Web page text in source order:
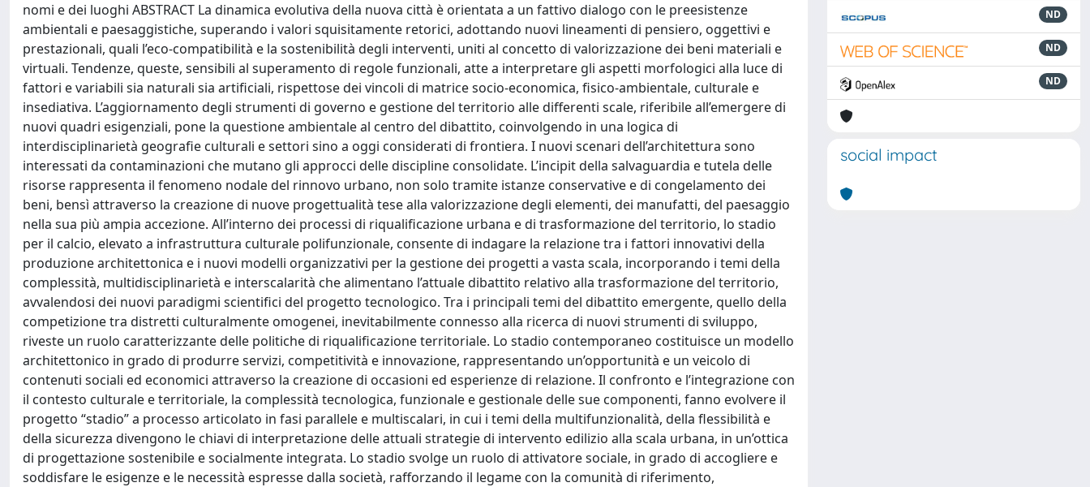
nomi e dei luoghi ABSTRACT La dinamica evolutiva della nuova città è orientata a un fattivo dialogo con le preesistenze
ambientali e paesaggistiche, superando i valori squisitamente retorici, adottando nuovi lineamenti di pensiero, oggettivi e
prestazionali, quali l’eco-compatibilità e la sostenibilità degli interventi, uniti al concetto di valorizzazione dei beni materiali e
virtuali. Tendenze, queste, sensibili al superamento di regole funzionali, atte a interpretare gli aspetti morfologici alla luce di
fattori e variabili sia naturali sia artificiali, rispettose dei vincoli di matrice socio-economica, fisico-ambientale, culturale e
insediativa. L’aggiornamento degli strumenti di governo e gestione del territorio alle differenti scale, riferibile all’emergere di
nuovi quadri esigenziali, pone la questione ambientale al centro del dibattito, coinvolgendo in una logica di
interdisciplinarietà geografie culturali e settori sino a oggi considerati di frontiera. I nuovi scenari dell’architettura sono
interessati da contaminazioni che mutano gli approcci delle discipline consolidate. L’incipit della salvaguardia e tutela delle
risorse rappresenta il fenomeno nodale del rinnovo urbano, non solo tramite istanze conservative e di congelamento dei
beni, bensì attraverso la creazione di nuove progettualità tese alla valorizzazione degli elementi, dei manufatti, del paesaggio
nella sua più ampia accezione. All’interno dei processi di riqualificazione urbana e di trasformazione del territorio, lo stadio
per il calcio, elevato a infrastruttura culturale polifunzionale, consente di indagare la relazione tra i fattori innovativi della
produzione architettonica e i nuovi modelli organizzativi per la gestione dei progetti a vasta scala, incorporando i temi della
complessità, multidisciplinarietà e interscalarità che alimentano l’attuale dibattito relativo alla trasformazione del territorio,
avvalendosi dei nuovi paradigmi scientifici del progetto tecnologico. Tra i principali temi del dibattito emergente, quello della
competizione tra distretti culturalmente omogenei, inevitabilmente connesso alla ricerca di nuovi strumenti di sviluppo,
riveste un ruolo caratterizzante delle politiche di riqualificazione territoriale. Lo stadio contemporaneo costituisce un modello
architettonico in grado di produrre servizi, competitività e innovazione, rappresentando un’opportunità e un veicolo di
contenuti sociali ed economici attraverso la creazione di occasioni ed esperienze di relazione. Il confronto e l’integrazione con
il contesto culturale e territoriale, la complessità tecnologica, funzionale e gestionale delle sue componenti, fanno evolvere il
progetto “stadio” a processo articolato in fasi parallele e multiscalari, in cui i temi della multifunzionalità, della flessibilità e
della sicurezza divengono le chiavi di interpretazione delle attuali strategie di intervento edilizio alla scala urbana, in un’ottica
di progettazione sostenibile e socialmente integrata. Lo stadio svolge un ruolo di attivatore sociale, in grado di accogliere e
soddisfare le esigenze e le necessità espresse dalla società, rafforzando il legame con la comunità di riferimento,
ND
ND
ND
social impact